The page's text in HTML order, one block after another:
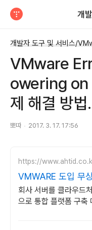
개
개발자 도구 및 서비스/
VMware
owering
제 해결 방법.
뽀따 2017. 3. 17. 17:56
https://
VMWARE 도입 무
회사 서버를 클라우드
으로 통합 플랫폼 구축